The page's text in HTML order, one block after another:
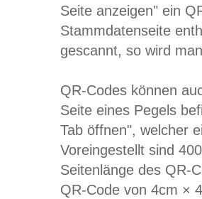
Seite anzeigen" ein
Stammdatenseite
gescannt, so wird
QR-Codes können
Seite eines Pegels
Tab öffnen", welcher
Voreingestellt sind
Seitenlänge des QR-
QR-Code von 4cm ×